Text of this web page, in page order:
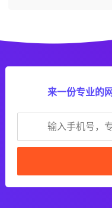
来一份专业的